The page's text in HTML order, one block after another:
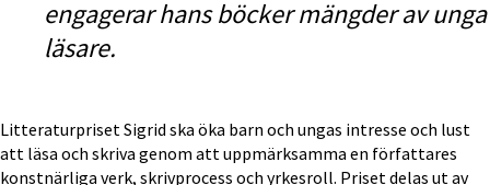
engagerar hans böcker mängder av unga
läsare.
Litteraturpriset Sigrid ska öka barn och ungas intresse och lust
att läsa och skriva genom att uppmärksamma en författares
konstnärliga verk, skrivprocess och yrkesroll. Priset delas ut av